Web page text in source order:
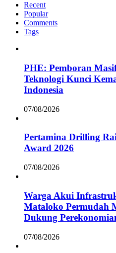
Recent
Popular
Comments
Tags
PHE: Pemboran
Teknologi Kunci
Indonesia
07/08/2026
Pertamina Drilling
Award 2026
07/08/2026
Warga Akui
Mataloko Permudah
Dukung
07/08/2026